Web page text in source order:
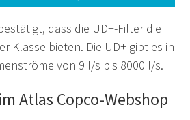
dass die UD+-Filter die
Klasse bieten. Die UD+ gibt es in
von 9 l/s bis 8000 l/s.
Atlas Copco-Webshop